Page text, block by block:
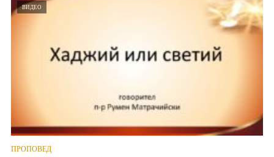
ВИДЕО
ПРОПОВЕД